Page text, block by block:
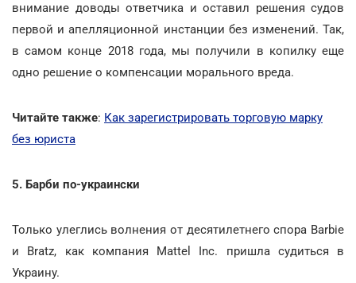
внимание доводы ответчика и оставил решения судов
первой и апелляционной инстанции без изменений. Так,
в самом конце 2018 года, мы получили в копилку еще
одно решение о компенсации морального вреда.
Читайте также: Как зарегистрировать торговую марку
без юриста
5. Барби по-украински
Только улеглись волнения от десятилетнего спора Barbie
и Bratz, как компания Mattel Inc. пришла судиться в
Украину.